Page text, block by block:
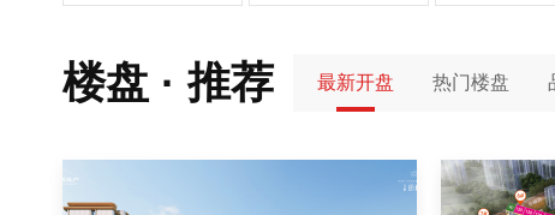
楼盘 · 推荐 最新开盘 热门楼盘